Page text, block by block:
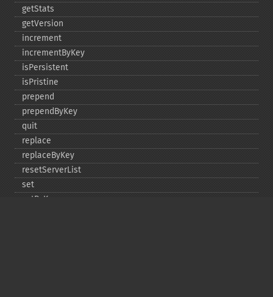
getStats
getVersion
increment
incrementByKey
isPersistent
isPristine
prepend
prependByKey
quit
replace
replaceByKey
resetServerList
set
setByKey